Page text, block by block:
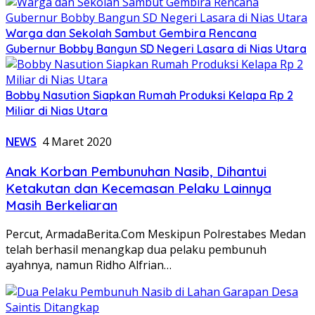
Warga dan Sekolah Sambut Gembira Rencana
Gubernur Bobby Bangun SD Negeri Lasara di Nias Utara
Bobby Nasution Siapkan Rumah Produksi Kelapa Rp 2
Miliar di Nias Utara
NEWS 4 Maret 2020
Anak Korban Pembunuhan Nasib, Dihantui
Ketakutan dan Kecemasan Pelaku Lainnya
Masih Berkeliaran
Percut, ArmadaBerita.Com Meskipun Polrestabes Medan
telah berhasil menangkap dua pelaku pembunuh
ayahnya, namun Ridho Alfrian…